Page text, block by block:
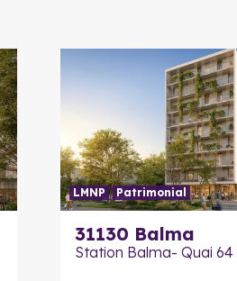
LMNP Patrimonial
31130 Balma
Station Balma- Quai 64